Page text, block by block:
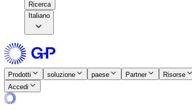
Ricerca​​
Italiano
Prodotti​​ soluzione​​ paese​​ Partner​​
Risorse​​
Accedi​​